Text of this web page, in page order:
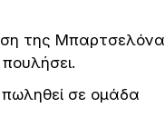
της Μπαρτσελόνα
σε ομάδα